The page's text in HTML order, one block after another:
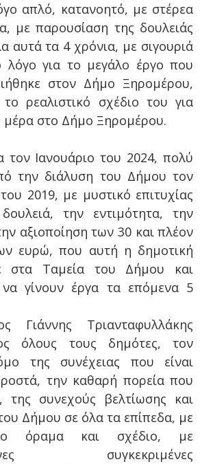
απλό, κατανοητό, με στέρεα
με παρουσίαση της δουλειάς
αυτά τα 4 χρόνια, με σιγουριά
λόγο για το μεγάλο έργο που
στον Δήμο Ξηρομέρου,
ρεαλιστικό σχέδιο του για
μέρα στο Δήμο Ξηρομέρου.
τον Ιανουάριο του 2024, πολύ
την διάλυση του Δήμου τον
2019, με μυστικό επιτυχίας
την εντιμότητα, την
αξιοποίηση των 30 και πλέον
ευρώ, που αυτή η δημοτική
στα Ταμεία του Δήμου και
να γίνουν έργα τα επόμενα 5
Γιάννης Τριανταφυλλάκης
όλους τους δημότες, τον
της συνέχειας που είναι
την καθαρή πορεία που
της συνεχούς βελτίωσης και
Δήμου σε όλα τα επίπεδα, με
όραμα και σχέδιο, με
συγκεκριμένες